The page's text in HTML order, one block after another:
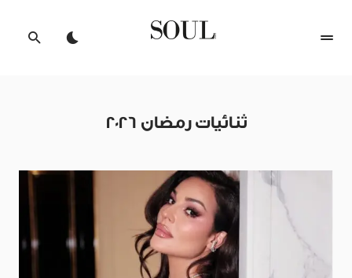
ثنائيات رمضان 2026